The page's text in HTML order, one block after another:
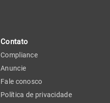
Contato
Compliance
Anuncie
Fale conosco
Política de privacidade